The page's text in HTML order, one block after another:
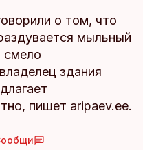
о том, что
мыльный
смело
здания
пишет aripaev.ee.